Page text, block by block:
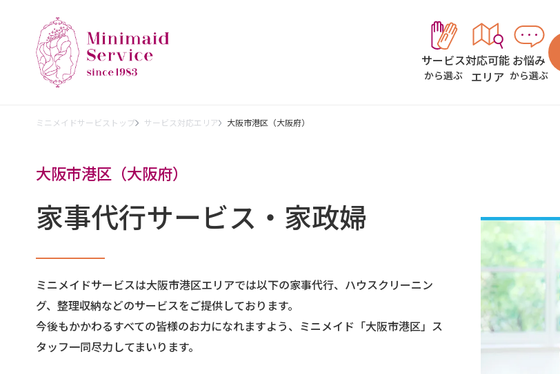
サービス
から選ぶ
対応可能
エリア
お悩み
から選ぶ
ミニメイドサービストップ サービス対応エリア 大阪市港区（大阪府）
大阪市港区（大阪府）
家事代行サービス・家政婦
ミニメイドサービスは大阪市港区エリアでは以下の家事代行、ハウスクリーニン
グ、整理収納などのサービスをご提供しております。
今後もかかわるすべての皆様のお力になれますよう、ミニメイド「大阪市港区」ス
タッフ一同尽力してまいります。